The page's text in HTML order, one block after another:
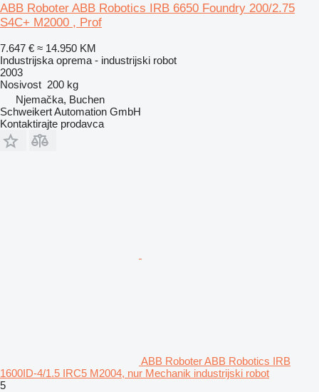
ABB Roboter ABB Robotics IRB 6650 Foundry 200/2.75
S4C+ M2000 , Prof
7.647 € ≈ 14.950 KM
Industrijska oprema - industrijski robot
2003
Nosivost 200 kg
Njemačka, Buchen
Schweikert Automation GmbH
Kontaktirajte prodavca
ABB Roboter ABB Robotics IRB
1600ID-4/1.5 IRC5 M2004, nur Mechanik industrijski robot
5